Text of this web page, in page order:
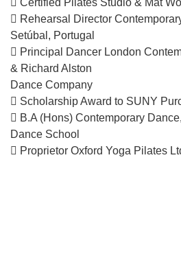
 Certified Pilates Studio & Mat
 Rehearsal Director
Setúbal, Portugal
 Principal Dancer London
& Richard Alston
Dance Company
 Scholarship Award to SUNY
 B.A (Hons) Contemporary
Dance School
 Proprietor Oxford Yoga Pilates